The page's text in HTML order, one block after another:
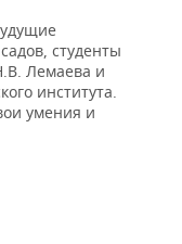
студенты
Лемаева и
института.
умения и